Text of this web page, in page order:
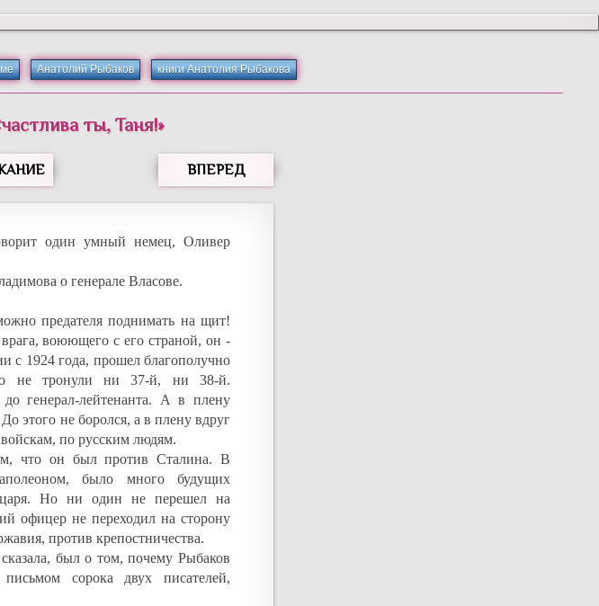
Анатолий Рыбаков книги Анатолия Рыбакова
ты, Таня!»
ВПЕРЕД
один умный немец, Оливер
о генерале Власове.
предателя поднимать на щит!
воюющего с его страной, он -
с 1924 года, прошел благополучно
не тронули ни 37-й, ни 38-й.
генерал-лейтенанта. А в плену
этого не боролся, а в плену вдруг
по русским людям.
что он был против Сталина. В
было много будущих
царя. Но ни один не перешел на
офицер не переходил на сторону
против крепостничества.
был о том, почему Рыбаков
сорока двух писателей,